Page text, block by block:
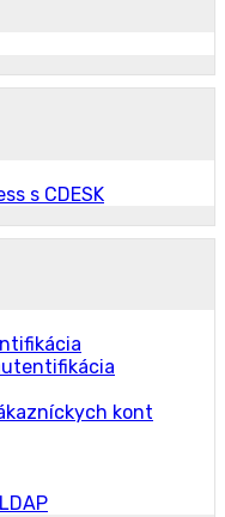
s CDESK
kont